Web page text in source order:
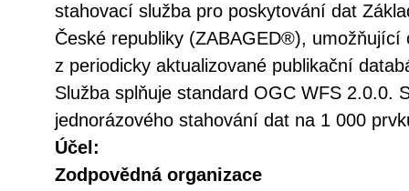
stahovací služba pro poskytování dat
České republiky (ZABAGED®),
z periodicky aktualizované publikační
Služba splňuje standard OGC WFS 2.0.0.
jednorázového stahování dat na 1 000
Účel:
Zodpovědná organizace